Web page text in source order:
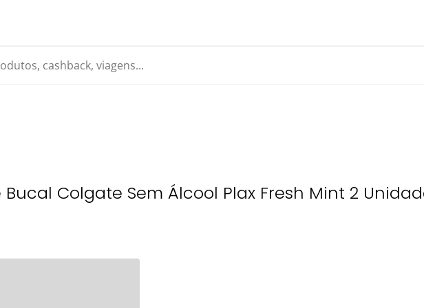
cashback, viagens...
Colgate Sem Álcool Plax Fresh Mint 2